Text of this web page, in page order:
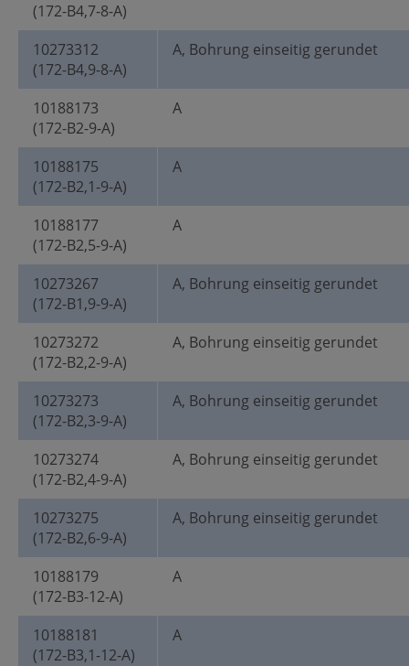
(172-B4,7-8-A)
10273312
(172-B4,9-8-A)
A, Bohrung einseitig gerundet
10188173
(172-B2-9-A)
A
10188175
(172-B2,1-9-A)
A
10188177
(172-B2,5-9-A)
A
10273267
(172-B1,9-9-A)
A, Bohrung einseitig gerundet
10273272
(172-B2,2-9-A)
A, Bohrung einseitig gerundet
10273273
(172-B2,3-9-A)
A, Bohrung einseitig gerundet
10273274
(172-B2,4-9-A)
A, Bohrung einseitig gerundet
10273275
(172-B2,6-9-A)
A, Bohrung einseitig gerundet
10188179
(172-B3-12-A)
A
10188181
(172-B3,1-12-A)
A